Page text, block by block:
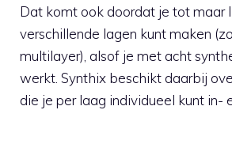
Dat komt ook doordat je tot maar
verschillende lagen kunt maken
multilayer), alsof je met acht
werkt. Synthix beschikt daarbij
die je per laag individueel kunt in-